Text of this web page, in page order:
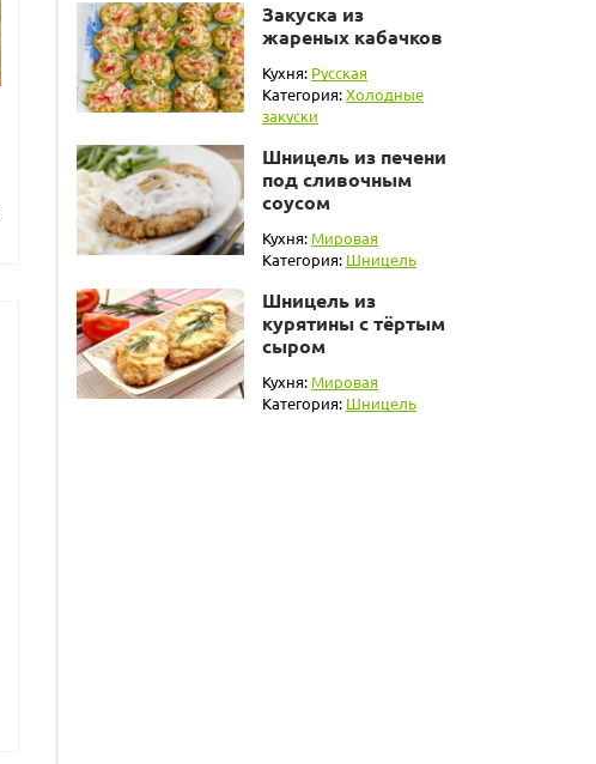
Закуска из
жареных кабачков
Кухня: Русская
Категория:Холодные
закуски
Шницель из печени
под сливочным
соусом
Кухня: Мировая
Категория: Шницель
Шницель из
курятины с тёртым
сыром
Кухня: Мировая
Категория: Шницель